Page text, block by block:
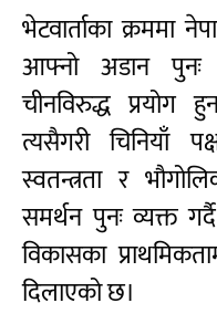
भेटवार्ताका क्रममा
आफ्नो अडान पुनः
चीनविरुद्ध प्रयोग
त्यसैगरी चिनियाँ
स्वतन्त्रता र
समर्थन पुनः व्यक्त
विकासका
दिलाएको छ।